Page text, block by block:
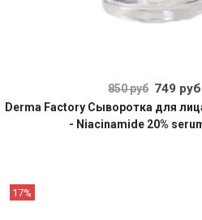
850 руб 749 руб
Derma Factory Сыворотка для
- Niacinamide 20%
17%